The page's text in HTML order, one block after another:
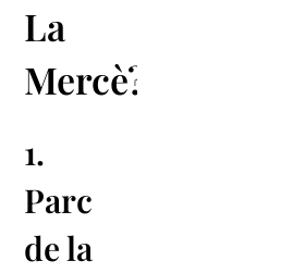
La
Mercè?
1.
Parc
de la